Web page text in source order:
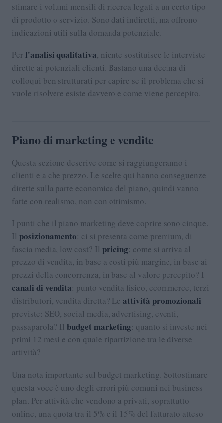
stimare i volumi mensili di ricerca legati a un certo tipo
di prodotto o servizio. Sono dati indiretti, ma offrono
indicazioni utili sulla domanda potenziale.
Per l'analisi qualitativa, niente sostituisce le interviste
dirette ai potenziali clienti. Bastano una decina di
colloqui ben strutturati per capire se il problema che si
vuole risolvere esiste davvero e come viene percepito.
Piano di marketing e vendite
Questa sezione descrive come si raggiungeranno i
clienti e a che prezzo. Le scelte qui hanno conseguenze
dirette sulla parte economica del piano, quindi vanno
fatte con realismo, non con ottimismo.
I punti che il piano marketing deve coprire sono cinque.
Il posizionamento: ci si presenta come premium, di
fascia media, low cost? Il pricing: come si arriva al
prezzo di vendita, in base a costi più margine, in base ai
prezzi della concorrenza, in base al valore percepito? I
canali di vendita: punto vendita fisico, ecommerce, terzi
distributori, vendita diretta? Le attività promozionali
previste: SEO, social media, advertising, eventi,
passaparola? Il budget marketing: quanto si investe nei
primi 12 mesi e con quale ripartizione tra le diverse
attività?
Una nota importante sul budget marketing. Sottostimare
questa voce è uno degli errori più comuni nei business
plan. Per attività che vendono a privati, soprattutto
online, una quota tra il 5% e il 15% del fatturato atteso